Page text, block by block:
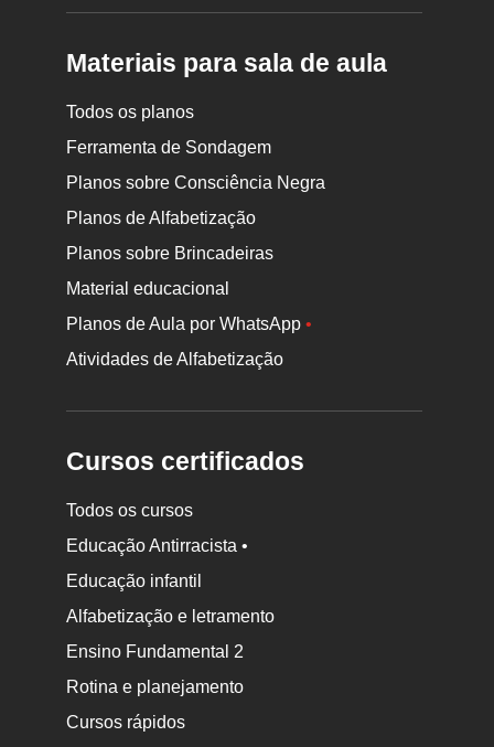
Materiais para sala de aula
Todos os planos
Ferramenta de Sondagem
Planos sobre Consciência Negra
Planos de Alfabetização
Planos sobre Brincadeiras
Material educacional
Planos de Aula por WhatsApp•
Atividades de Alfabetização
Cursos certificados
Todos os cursos
Educação Antirracista •
Educação infantil
Alfabetização e letramento
Ensino Fundamental 2
Rotina e planejamento
Cursos rápidos